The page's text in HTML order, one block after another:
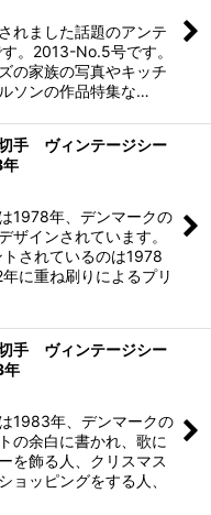
れました話題のアンテ
。2013-No.5号です。
の家族の写真やキッチ
ソンの作品特集な…
手 ヴィンテージシー
1978年、デンマークの
ザインされています。
されているのは1978
に重ね刷りによるプリ
手 ヴィンテージシー
1983年、デンマークの
の余白に書かれ、歌に
を飾る人、クリスマス
ョッピングをする人、